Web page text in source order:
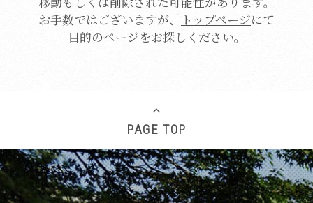
お手数ではございますが、
トップページにて
目的のページをお探しください。
PAGE TOP